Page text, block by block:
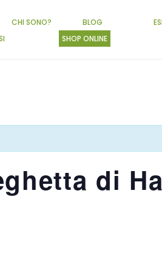
CHI SONO? BLOG
SHOP ONLINE
di